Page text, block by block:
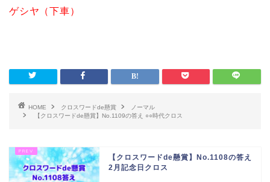
ゲシヤ（下車）
HOME クロスワードde懸賞
ノーマル
【クロスワードde懸賞】No.1109の答え ○○時代クロス
【クロスワードde懸賞】No.1108の答え
2月記念日クロス